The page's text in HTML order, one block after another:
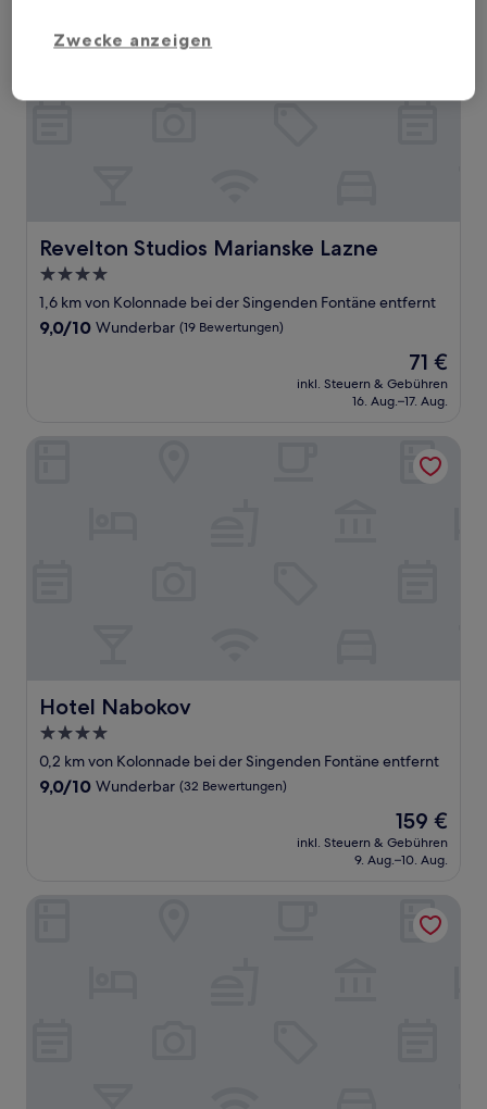
Revelton Studios Marianske Lazne
Revelton Studios Marianske Lazne
4.0-
Sterne-
Unterkunft
1,6 km von Kolonnade bei der Singenden Fontäne entfernt
9.0
9,0/10 Wunderbar (19 Bewertungen)
Der
Preis
beträgt
71 €
inkl. Steuern & Gebühren
16. Aug.–17. Aug.
Hotel Nabokov
Hotel Nabokov
4.0-
Sterne-
Unterkunft
0,2 km von Kolonnade bei der Singenden Fontäne entfernt
9.0
9,0/10 Wunderbar (32 Bewertungen)
Der
Preis
beträgt
159 €
inkl. Steuern & Gebühren
9. Aug.–10. Aug.
Zwecke anzeigen